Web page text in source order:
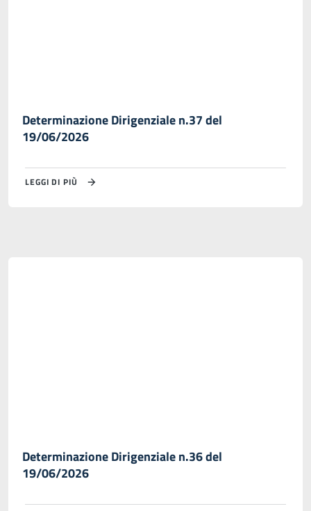
Determinazione Dirigenziale n.37 del
19/06/2026
LEGGI DI PIÙ
Determinazione Dirigenziale n.36 del
19/06/2026